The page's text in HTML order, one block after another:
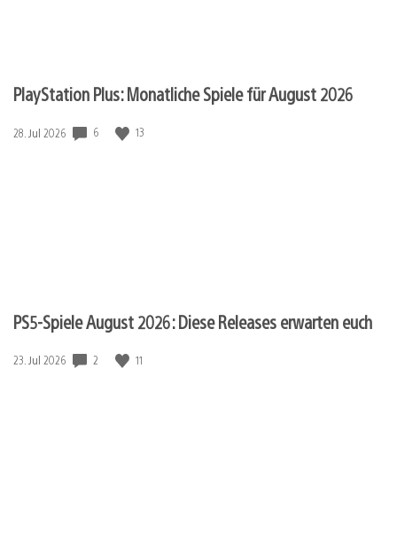
PlayStation Plus: Monatliche Spiele für August 2026
Veröffentlichungsdatum:
28. Jul 2026 6 13
PS5-Spiele August 2026: Diese Releases erwarten euch
Veröffentlichungsdatum:
23. Jul 2026 2 11